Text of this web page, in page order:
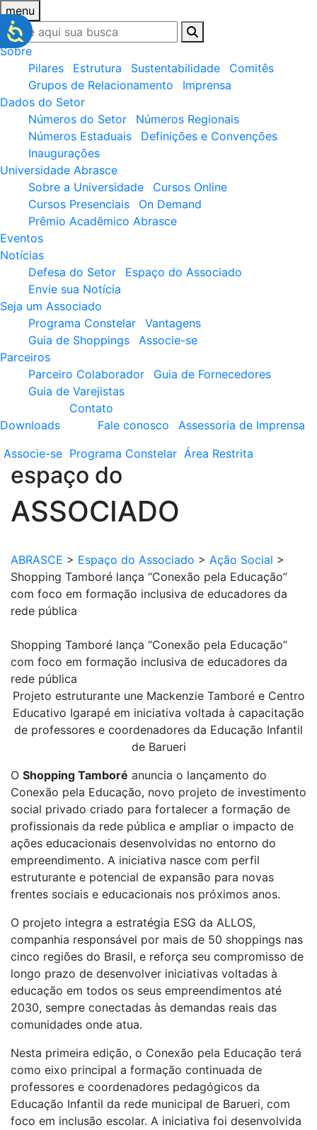
menu
Sobre
Pilares
Estrutura Sustentabilidade
Comitês
Grupos de Relacionamento
Imprensa
Dados do Setor
Números do Setor
Números Regionais
Números Estaduais
Definições e Convenções
Inaugurações
Universidade Abrasce
Sobre a Universidade
Cursos Online
Cursos Presenciais
On Demand
Prêmio Acadêmico Abrasce
Eventos
Notícias
Defesa do Setor
Espaço do Associado
Envie sua Notícia
Seja um Associado
Programa Constelar
Vantagens
Guia de Shoppings
Associe-se
Parceiros
Parceiro Colaborador
Guia de Fornecedores
Guia de Varejistas
Downloads
Contato
Fale conosco
Assessoria de Imprensa
Associe-se Programa Constelar Área Restrita
espaço do
ASSOCIADO
ABRASCE > Espaço do Associado > Ação Social >
Shopping Tamboré lança “Conexão pela Educação”
com foco em formação inclusiva de educadores da
rede pública
Shopping Tamboré lança “Conexão pela Educação”
com foco em formação inclusiva de educadores da
rede pública
Projeto estruturante une Mackenzie Tamboré e Centro
Educativo Igarapé em iniciativa voltada à capacitação
de professores e coordenadores da Educação Infantil
de Barueri
O Shopping Tamboré anuncia o lançamento do
Conexão pela Educação, novo projeto de investimento
social privado criado para fortalecer a formação de
profissionais da rede pública e ampliar o impacto de
ações educacionais desenvolvidas no entorno do
empreendimento. A iniciativa nasce com perfil
estruturante e potencial de expansão para novas
frentes sociais e educacionais nos próximos anos.
O projeto integra a estratégia ESG da ALLOS,
companhia responsável por mais de 50 shoppings nas
cinco regiões do Brasil, e reforça seu compromisso de
longo prazo de desenvolver iniciativas voltadas à
educação em todos os seus empreendimentos até
2030, sempre conectadas às demandas reais das
comunidades onde atua.
Nesta primeira edição, o Conexão pela Educação terá
como eixo principal a formação continuada de
professores e coordenadores pedagógicos da
Educação Infantil da rede municipal de Barueri, com
foco em inclusão escolar. A iniciativa foi desenvolvida